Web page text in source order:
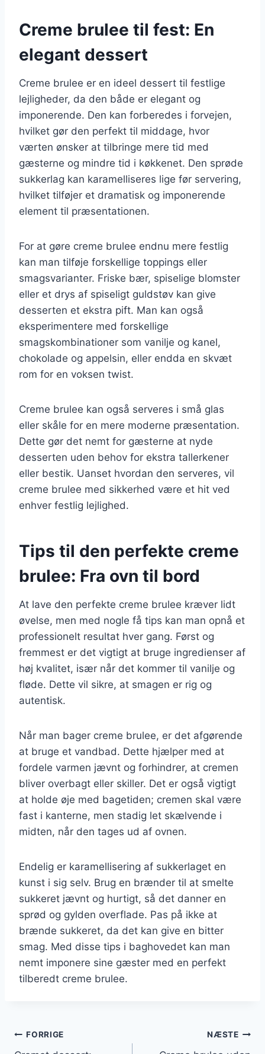
Creme brulee til fest: En
elegant dessert
Creme brulee er en ideel dessert til festlige
lejligheder, da den både er elegant og
imponerende. Den kan forberedes i forvejen,
hvilket gør den perfekt til middage, hvor
værten ønsker at tilbringe mere tid med
gæsterne og mindre tid i køkkenet. Den sprøde
sukkerlag kan karamelliseres lige før servering,
hvilket tilføjer et dramatisk og imponerende
element til præsentationen.
For at gøre creme brulee endnu mere festlig
kan man tilføje forskellige toppings eller
smagsvarianter. Friske bær, spiselige blomster
eller et drys af spiseligt guldstøv kan give
desserten et ekstra pift. Man kan også
eksperimentere med forskellige
smagskombinationer som vanilje og kanel,
chokolade og appelsin, eller endda en skvæt
rom for en voksen twist.
Creme brulee kan også serveres i små glas
eller skåle for en mere moderne præsentation.
Dette gør det nemt for gæsterne at nyde
desserten uden behov for ekstra tallerkener
eller bestik. Uanset hvordan den serveres, vil
creme brulee med sikkerhed være et hit ved
enhver festlig lejlighed.
Tips til den perfekte creme
brulee: Fra ovn til bord
At lave den perfekte creme brulee kræver lidt
øvelse, men med nogle få tips kan man opnå et
professionelt resultat hver gang. Først og
fremmest er det vigtigt at bruge ingredienser af
høj kvalitet, især når det kommer til vanilje og
fløde. Dette vil sikre, at smagen er rig og
autentisk.
Når man bager creme brulee, er det afgørende
at bruge et vandbad. Dette hjælper med at
fordele varmen jævnt og forhindrer, at cremen
bliver overbagt eller skiller. Det er også vigtigt
at holde øje med bagetiden; cremen skal være
fast i kanterne, men stadig let skælvende i
midten, når den tages ud af ovnen.
Endelig er karamellisering af sukkerlaget en
kunst i sig selv. Brug en brænder til at smelte
sukkeret jævnt og hurtigt, så det danner en
sprød og gylden overflade. Pas på ikke at
brænde sukkeret, da det kan give en bitter
smag. Med disse tips i baghovedet kan man
nemt imponere sine gæster med en perfekt
tilberedt creme brulee.
Indlægsnavigation
FORRIGE NÆSTE